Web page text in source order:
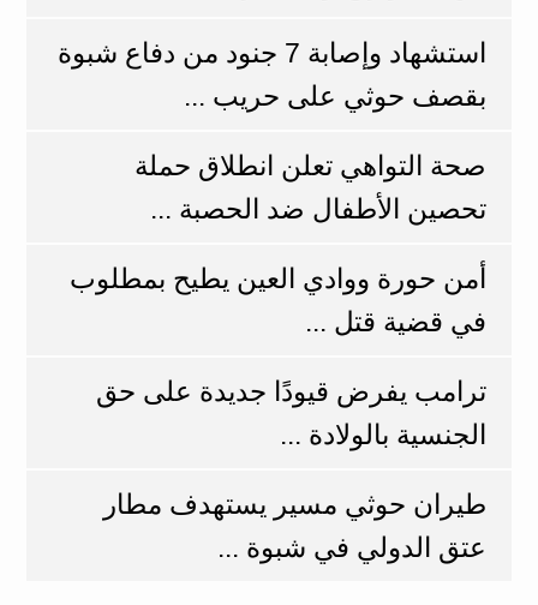
استشهاد وإصابة 7 جنود من دفاع شبوة
بقصف حوثي على حريب ...
صحة التواهي تعلن انطلاق حملة
تحصين الأطفال ضد الحصبة ...
أمن حورة ووادي العين يطيح بمطلوب
في قضية قتل ...
ترامب يفرض قيودًا جديدة على حق
الجنسية بالولادة ...
طيران حوثي مسير يستهدف مطار
عتق الدولي في شبوة ...